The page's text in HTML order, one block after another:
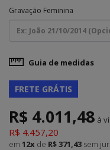
Gravação Feminina
Guia de medidas
FRETE GRÁTIS
R$ 4.011,48 à
R$ 4.457,20
em 12x de R$ 371,43 sem